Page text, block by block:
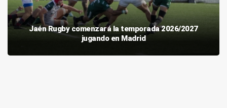
Jaén Rugby comenzará la temporada 2026/2027
jugando en Madrid